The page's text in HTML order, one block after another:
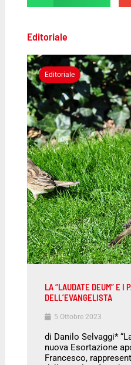
Editoriale
Editoriale
LA “LAUDATE DEUM” E I
DELL’EVANGELISTA
5 Ottobre 2023
di Danilo Selvaggi*
nuova Esortazione
Francesco,